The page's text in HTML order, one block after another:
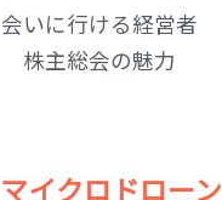
会いに行ける経営者
株主総会の魅力
マイクロドローン